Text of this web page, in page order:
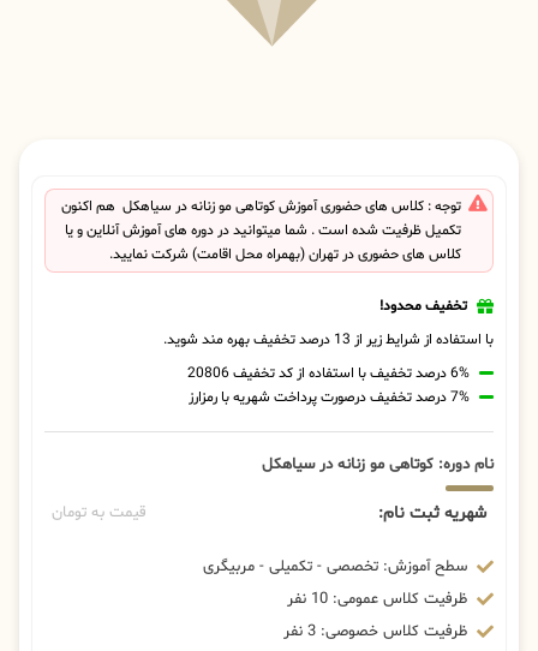
توجه : کلاس های حضوری آموزش کوتاهی مو زنانه در سیاهکل هم اکنون
تکمیل ظرفیت شده است . شما میتوانید در دوره های آموزش آنلاین و یا
کلاس های حضوری در تهران (بهمراه محل اقامت) شرکت نمایید.
تخفیف محدود!
با استفاده از شرایط زیر از 13 درصد تخفیف بهره مند شوید.
6% درصد تخفیف با استفاده از کد تخفیف 20806
7% درصد تخفیف درصورت پرداخت شهریه با رمزارز
نام دوره: کوتاهی مو زنانه در سیاهکل
شهریه ثبت نام: قیمت به تومان
سطح آموزش: تخصصی - تکمیلی - مربیگری
ظرفیت کلاس عمومی: 10 نفر
ظرفیت کلاس خصوصی: 3 نفر